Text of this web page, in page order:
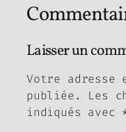
Laisser un
Votre adresse
publiée.
Les
indiqués avec